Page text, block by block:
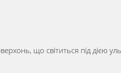
що світиться під дією